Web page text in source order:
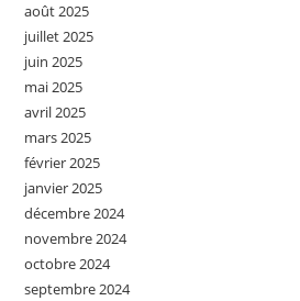
août 2025
juillet 2025
juin 2025
mai 2025
avril 2025
mars 2025
février 2025
janvier 2025
décembre 2024
novembre 2024
octobre 2024
septembre 2024